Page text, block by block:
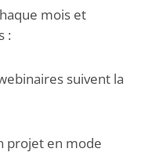
mois et
:
suivent la
projet en mode